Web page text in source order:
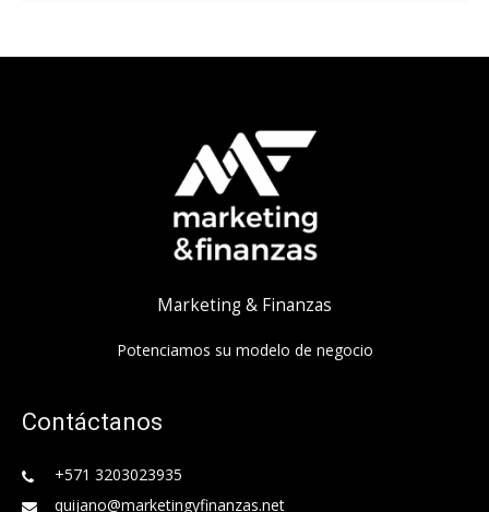
Marketing & Finanzas
Potenciamos su modelo de negocio
Contáctanos
+571 3203023935
quijano@marketingyfinanzas.net